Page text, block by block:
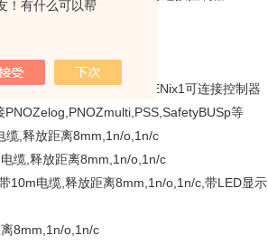
！有什么可以帮
8mm,2n/o
8mm,2n/o
放距离8mm,2n/o
放距离8mm,2n/o,通过PSENix1可连接控制器
等
缆,释放距离8mm,1n/o,1n/c
缆,释放距离8mm,1n/o,1n/c
10m电缆,释放距离8mm,1n/o,1n/c,带LED显示
8mm,1n/o,1n/c